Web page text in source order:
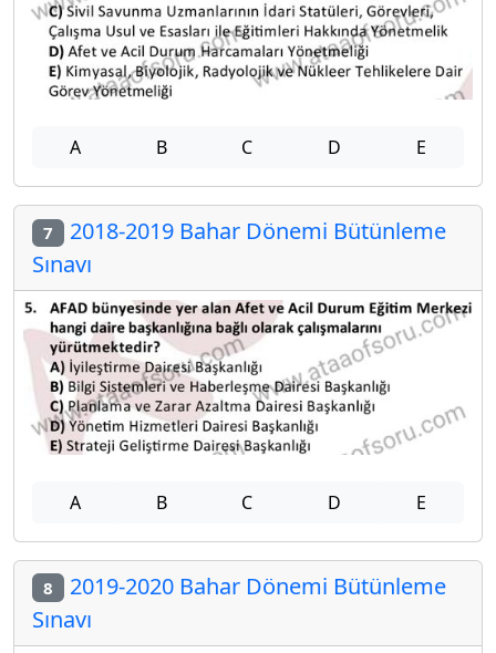
A B C D E
7 2018-2019 Bahar Dönemi Bütünleme
Sınavı
A B C D E
8 2019-2020 Bahar Dönemi Bütünleme
Sınavı